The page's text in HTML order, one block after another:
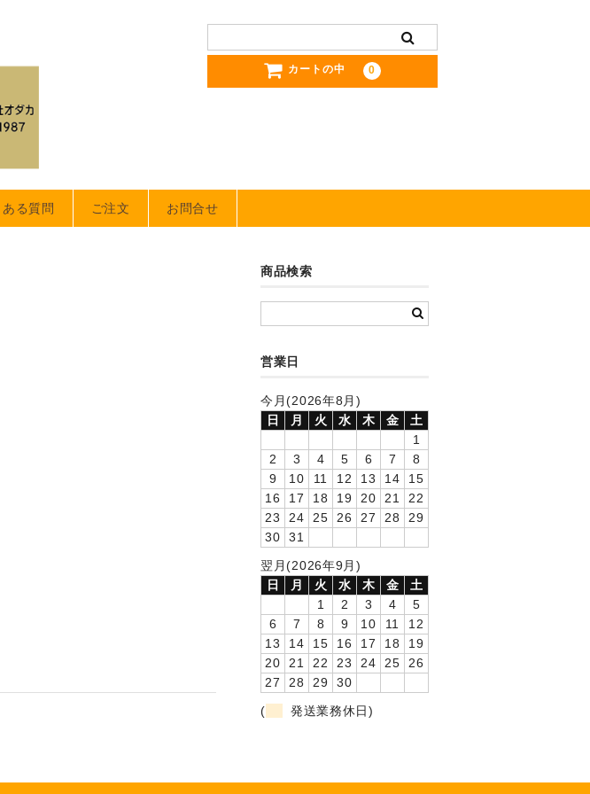
カートの中 0
ある質問 ご注文 お問合せ
商品検索
営業日
今月(2026年8月)
日
月 火 水 木 金
土
1
2
3 4 5 6 7
8
9
10 11 12 13 14
15
16
17 18 19 20 21
22
23
24 25 26 27 28
29
30
31
翌月(2026年9月)
日
月 火 水 木 金
土
1
2 3 4
5
6
7 8 9 10 11
12
13
14 15 16 17 18
19
20
21 22 23 24 25
26
27
28 29
30
(
発送業務休日)